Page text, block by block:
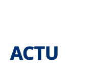
ACTU